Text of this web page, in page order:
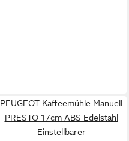
PEUGEOT Kaffeemühle Manuell
PRESTO 17cm ABS Edelstahl
Einstellbarer